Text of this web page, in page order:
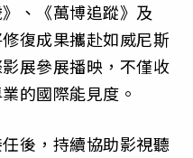
、《萬博追蹤》及
復成果攜赴如威尼斯
展參展播映，不僅收
的國際能見度。
後，持續協助影視聽